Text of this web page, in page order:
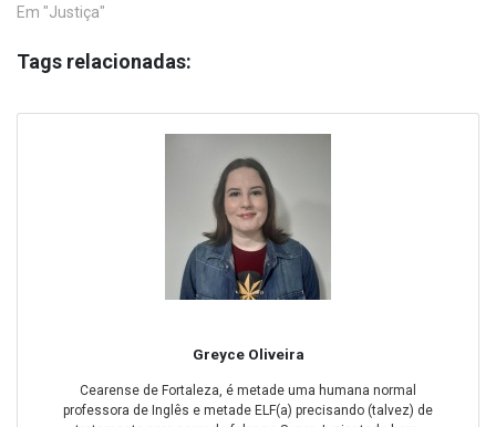
Em "Justiça"
Tags relacionadas:
Greyce Oliveira
Cearense de Fortaleza, é metade uma humana normal
professora de Inglês e metade ELF(a) precisando (talvez) de